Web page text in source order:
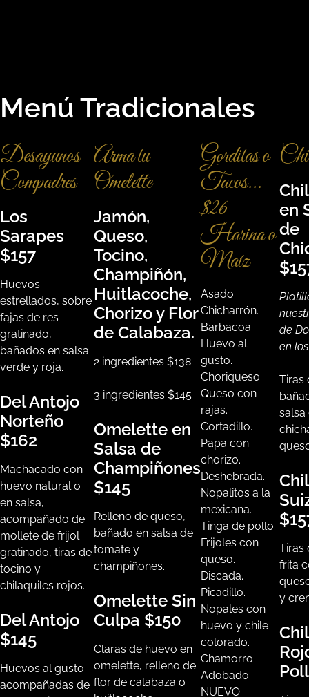
Menú Tradicionales
Desayunos
Compadres
Los
Sarapes
$157
Huevos
estrellados, sobre
fajas de res
gratinado,
bañados en salsa
verde y roja.
Del Antojo
Norteño
$162
Machacado con
huevo natural o
en salsa,
acompañado de
mollete de frijol
gratinado, tiras de
tocino y
chilaquiles rojos.
Del Antojo
$145
Huevos al gusto
acompañadas de
Arma tu
Omelette
Jamón,
Queso,
Tocino,
Champiñón,
Huitlacoche,
Chorizo y Flor
de Calabaza.
2 ingredientes $138
3 ingredientes $145
Omelette en
Salsa de
Champiñones
$145
Relleno de queso,
bañado en salsa de
tomate y
champiñones.
Omelette Sin
Culpa $150
Claras de huevo en
omelette, relleno de
flor de calabaza o
Gorditas o
Tacos...
$26
Harina o
Maíz
Asado.
Chicharrón.
Barbacoa.
Huevo al
gusto.
Choriqueso.
Queso con
rajas.
Cortadillo.
Papa con
chorizo.
Deshebrada.
Nopalitos a la
mexicana.
Tinga de pollo.
Frijoles con
queso.
Discada.
Picadillo.
Nopales con
huevo y chile
colorado.
Chamorro
Adobado
NUEVO
en
de
de
en los
Tiras
salsa
Tiras
frita
y